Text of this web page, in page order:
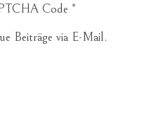
Code *
Beiträge via E-Mail.